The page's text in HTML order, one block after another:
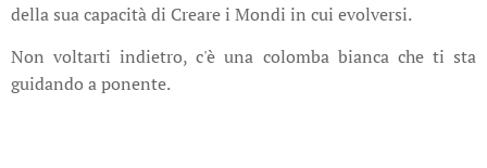
della sua capacità di Creare i Mondi in cui evolversi.
Non voltarti indietro, c'è una colomba bianca che ti sta
guidando a ponente.